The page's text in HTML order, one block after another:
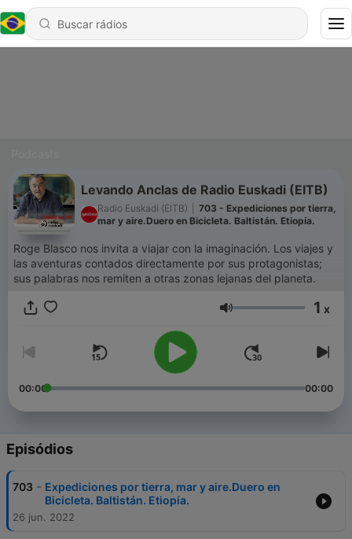
Levando Anclas de Radio Euskadi (EITB)
Radio Euskadi (EITB)
703 - Expediciones por tierra,
mar y aire.Duero en Bicicleta. Baltistán. Etiopía.
Roge Blasco nos invita a viajar con la imaginación. Los viajes y
las aventuras contados directamente por sus protagonistas;
sus palabras nos remiten a otras zonas lejanas del planeta.
Volume 1 x
00:00 00:00
Episódios
703 - Expediciones por tierra, mar y aire.Duero en
Bicicleta. Baltistán. Etiopía.
26 jun. 2022